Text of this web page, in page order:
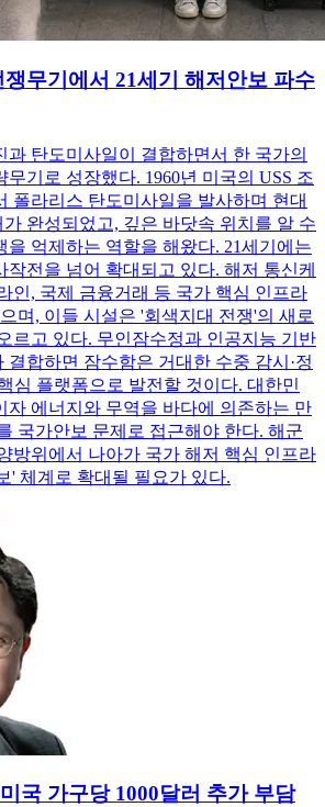
무기에서 21세기 해저안보 파수
과 탄도미사일이 결합하면서 한 국가의
기로 성장했다. 1960년 미국의 USS 조
폴라리스 탄도미사일을 발사하며 현대
완성되었고, 깊은 바닷속 위치를 알 수
을 억제하는 역할을 해왔다. 21세기에는
작전을 넘어 확대되고 있다. 해저 통신케
인, 국제 금융거래 등 국가 핵심 인프라
며, 이들 시설은 '회색지대 전쟁'의 새로
르고 있다. 무인잠수정과 인공지능 기반
결합하면 잠수함은 거대한 수중 감시·정
심 플랫폼으로 발전할 것이다. 대한민
자 에너지와 무역을 바다에 의존하는 만
국가안보 문제로 접근해야 한다. 해군
방위에서 나아가 국가 해저 핵심 인프라
' 체계로 확대될 필요가 있다.
국 가구당 1000달러 추가 부담